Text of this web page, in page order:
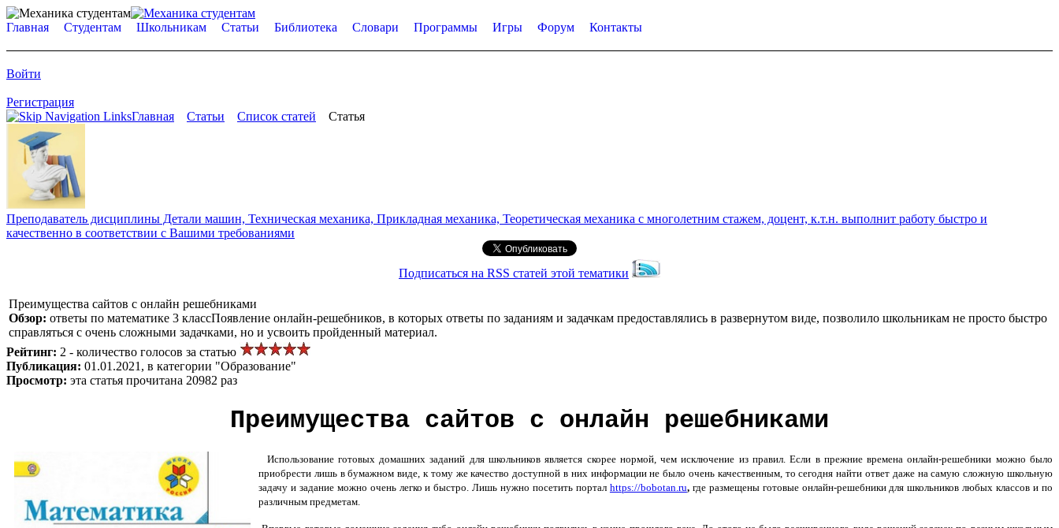
Главная Студентам Школьникам Статьи Библиотека Словари Программы Игры Форум Контакты
Войти
Регистрация
Главная
Статьи Список статей Статья
Преподаватель дисциплины Детали машин, Техническая механика, Прикладная механика, Теоретическая механика с многолетним стажем, доцент, к.т.н. выполнит работу быстро и
качественно в соответствии с Вашими требованиями
Подписаться на RSS статей этой тематики
Преимущества сайтов с онлайн решебниками
Обзор: ответы по математике 3 классПоявление онлайн-решебников, в которых ответы по заданиям и задачкам предоставлялись в развернутом виде, позволило школьникам не просто быстро
справляться с очень сложными задачками, но и усвоить пройденный материал.
Рейтинг: 2 - количество голосов за статью
Публикация: 01.01.2021, в категории "Образование"
Просмотр: эта статья прочитана 20982 раз
Преимущества сайтов с онлайн решебниками
Использование готовых домашних заданий для школьников является скорее нормой, чем исключение из правил. Если в прежние времена онлайн-решебники можно было
приобрести лишь в бумажном виде, к тому же качество доступной в них информации не было очень качественным, то сегодня найти ответ даже на самую сложную школьную
задачу и задание можно очень легко и быстро. Лишь нужно посетить портал https://bobotan.ru,где размещены готовые онлайн-решебники для школьников любых классов и по
различным предметам.